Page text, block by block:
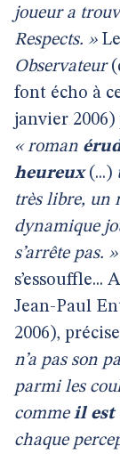
joueur a
Respects. »
Observateur
font écho à
janvier
« roman
heureux (...)
très libre, un
dynamique
s’arrête pas. »
Jean-Paul
2006),
n’a pas son
parmi les
comme il est
chaque